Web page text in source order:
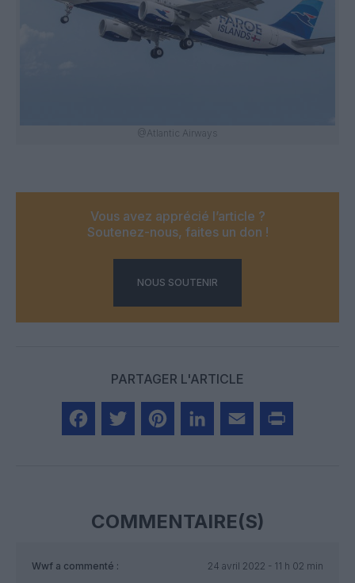
@Atlantic Airways
Vous avez apprécié l’article ?
Soutenez-nous, faites un don !
NOUS SOUTENIR
PARTAGER L'ARTICLE
COMMENTAIRE(S)
Wwf a commenté :
24 avril 2022 - 11 h 02 min